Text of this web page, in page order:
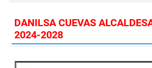
DANILSA CUEVAS
2024-2028